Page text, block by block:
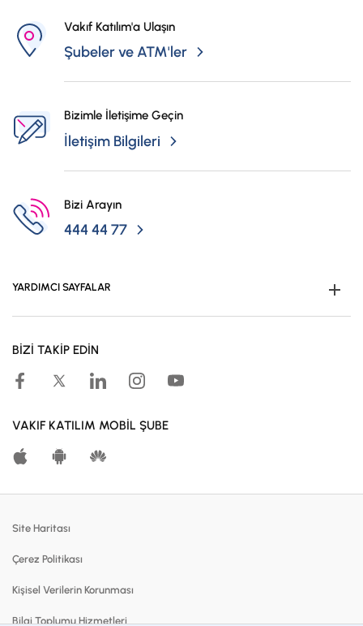
Vakıf Katılım'a Ulaşın
Şubeler ve ATM'ler
Bizimle İletişime Geçin
İletişim Bilgileri
Bizi Arayın
444 44 77
YARDIMCI SAYFALAR
Kampanyalar
Hesaplama Araçları
Katılma Hesapları
BİZİ TAKİP EDİN
VAKIF KATILIM MOBİL ŞUBE
Site Haritası
Çerez Politikası
Kişisel Verilerin Korunması
Bilgi Toplumu Hizmetleri